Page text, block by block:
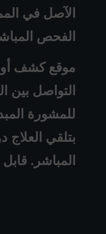
الآصل في
الفحص
موقع كشف
التواصل بين
للمشورة
بتلقي
المباشر.